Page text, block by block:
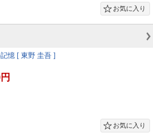
憶 [ 東野 圭吾 ]